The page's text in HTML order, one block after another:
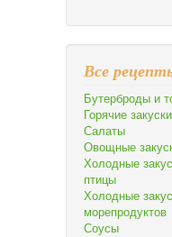
Все
Бутерброды и
Горячие закуски
Салаты
Овощные
Холодные
птицы
Холодные
морепродуктов
Соусы